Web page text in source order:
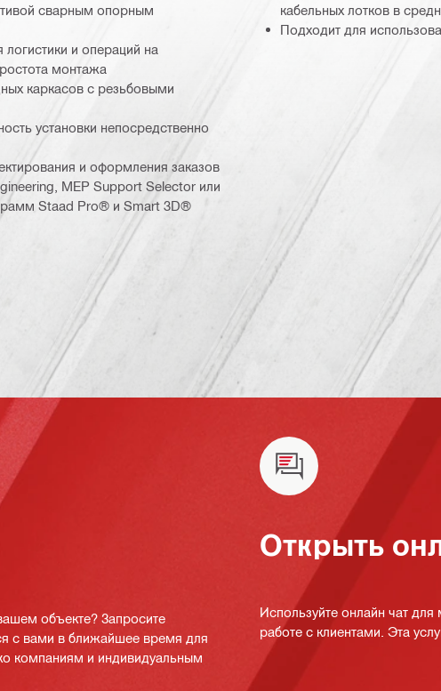
сварным опорным
и операций на
монтажа
каркасов с резьбовыми
установки непосредственно
и оформления заказов
MEP Support Selector или
Staad Pro® и Smart 3D®
кабельных лотков в
Подходит для
объекте? Запросите
с вами в ближайшее время для
компаниям и индивидуальным
Открыть
Используйте онлайн чат
работе с клиентами. Эта